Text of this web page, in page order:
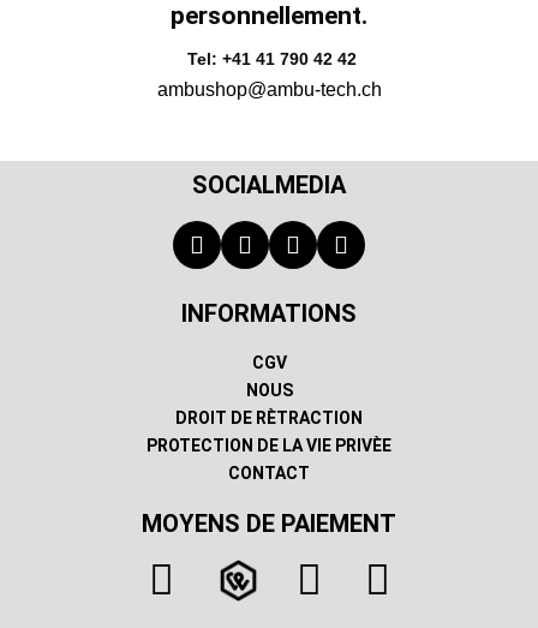
personnellement.
Tel: +41 41 790 42 42
ambushop@ambu-tech.ch
SOCIALMEDIA
INFORMATIONS
CGV
NOUS
DROIT DE RÈTRACTION
PROTECTION DE LA VIE PRIVÈE
CONTACT
MOYENS DE PAIEMENT